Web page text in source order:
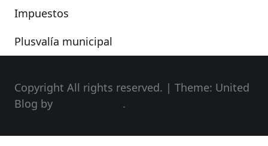
Impuestos
Plusvalía municipal
Copyright All rights reserved. | Theme: United
Blog by
.